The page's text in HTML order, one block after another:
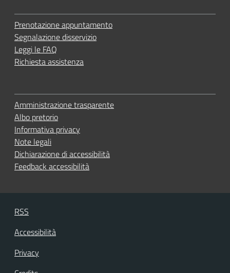
Prenotazione appuntamento
Segnalazione disservizio
Leggi le FAQ
Richiesta assistenza
Amministrazione trasparente
Albo pretorio
Informativa privacy
Note legali
Dichiarazione di accessibilità
Feedback accessibilità
RSS
Accessibilità
Privacy